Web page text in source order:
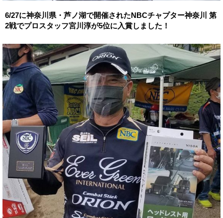
6/27に神奈川県・芦ノ湖で開催されたNBCチャプター神奈川 第
2戦でプロスタッフ宮川淳が5位に入賞しました！